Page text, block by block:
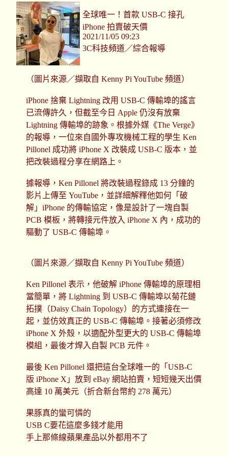
全球唯一！首款 USB-C 接孔
iPhone 拍賣破天價
2021/11/05 09:23
3C科技頻道／綜合報導
（圖片來源／擷取自 Kenny Pi YouTube 頻道）
iPhone 捨棄 Lightning 改用 USB-C 傳輸埠的謠言
已流傳許久，但截至今日 Apple 仍沒有放棄
Lightning 傳輸埠的跡象。根據外媒《The Verge》
的報導，一位來自國外專攻機械工程的學生 Ken
Pillonel 成功將 iPhone X 改裝成 USB-C 版本，並
把改裝過程分享在網路上。
據報導，Ken Pillonel 將改裝過程錄成 13 分鐘的
影片上傳至 YouTube，並詳細解釋他如何「破
解」iPhone 的傳輸協定，像是設計了一塊自製
PCB 模板，將轉接元件放入 iPhone X 內，成功的
驅動了 USB-C 傳輸埠。
（圖片來源／擷取自 Kenny Pi YouTube 頻道）
Ken Pillonel 表示，他破解 iPhone 傳輸埠的原理相
當簡單，將 Lightning 到 USB-C 傳輸埠以菊花鏈
拓撲（Daisy Chain Topology）的方式連接在一
起，並仿效真正的 USB-C 傳輸埠。接著必須修改
iPhone X 外殼，以適配外型更大的 USB-C 傳輸埠
模組，最後才焊入自製 PCB 元件。
最後 Ken Pillonel 還把這台全球唯一的「USB-C
版 iPhone X」放到 eBay 網站拍賣，短短幾天出價
高達 10 萬美元（折合新台幣約 278 萬元）
果豚真的蠻可憐的
USB C要花這麼多錢才能用
手上那條線蘋果產品以外都用不了